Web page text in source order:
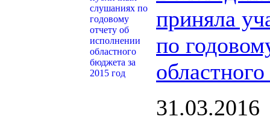
приняла
по
31.03.2016